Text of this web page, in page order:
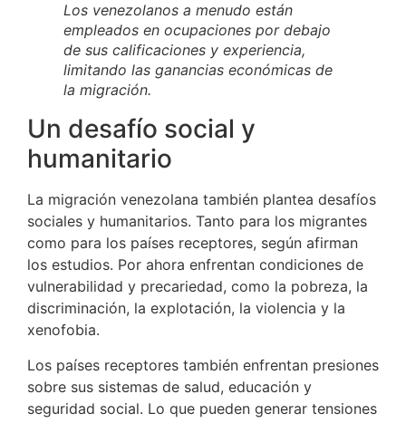
Los venezolanos a menudo están
empleados en ocupaciones por debajo
de sus calificaciones y experiencia,
limitando las ganancias económicas de
la migración.
Un desafío social y
humanitario
La migración venezolana también plantea desafíos
sociales y humanitarios. Tanto para los migrantes
como para los países receptores, según afirman
los estudios. Por ahora enfrentan condiciones de
vulnerabilidad y precariedad, como la pobreza, la
discriminación, la explotación, la violencia y la
xenofobia.
Los países receptores también enfrentan presiones
sobre sus sistemas de salud, educación y
seguridad social. Lo que pueden generar tensiones